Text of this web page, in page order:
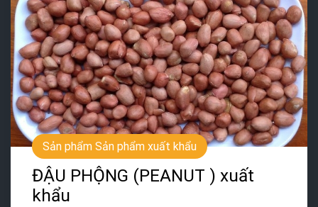
Sản phẩm Sản phẩm xuất khẩu
ĐẬU PHỘNG (PEANUT ) xuất
khẩu